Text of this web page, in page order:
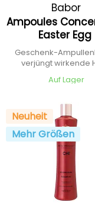
Babor
Ampoules
Easter Egg
Geschenk-
verjüngt wirkende
Auf Lager
Neuheit
Mehr Größen